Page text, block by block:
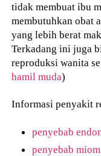
tidak membuat ibu
membutuhkan obat
yang lebih berat
Terkadang ini juga
reproduksi wanita
hamil muda)
Informasi penyakit
penyebab
penyebab miom